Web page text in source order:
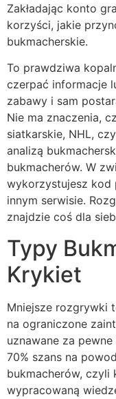
Zakładając konto
korzyści, jakie
bukmacherskie.
To prawdziwa
czerpać informacje
zabawy i sam
Nie ma znaczenia,
siatkarskie, NHL,
analizą
bukmacherów. W
wykorzystujesz kod
innym serwisie.
znajdzie coś dla
Typy
Krykiet
Mniejsze rozgrywki
na ograniczone
uznawane za
70% szans na
bukmacherów, czyli
wypracowaną